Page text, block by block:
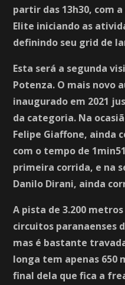
partir das 13h30, com
Elite iniciando as
definindo seu grid de
Esta será a segunda
Potenza. O mais novo
inaugurado em 2021
da categoria. Na
Felipe Giaffone, ainda
com o tempo de
primeira corrida, e na
Danilo Dirani, ainda
A pista de 3.200
circuitos paranaenses
mas é bastante
longa tem apenas 650
final dela que fica a